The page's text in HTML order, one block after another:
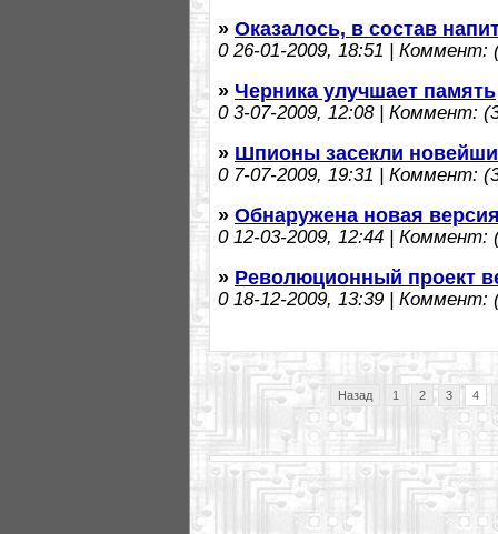
» Оказалось, в состав
026-01-2009, 18:51 | Коммент:
» Черника улучшает память
03-07-2009, 12:08 | Коммент:
» Шпионы засекли
07-07-2009, 19:31 | Коммент:
» Обнаружена новая
012-03-2009, 12:44 | Коммент:
» Революционный проект
018-12-2009, 13:39 | Коммент:
Назад 1 2 3 4